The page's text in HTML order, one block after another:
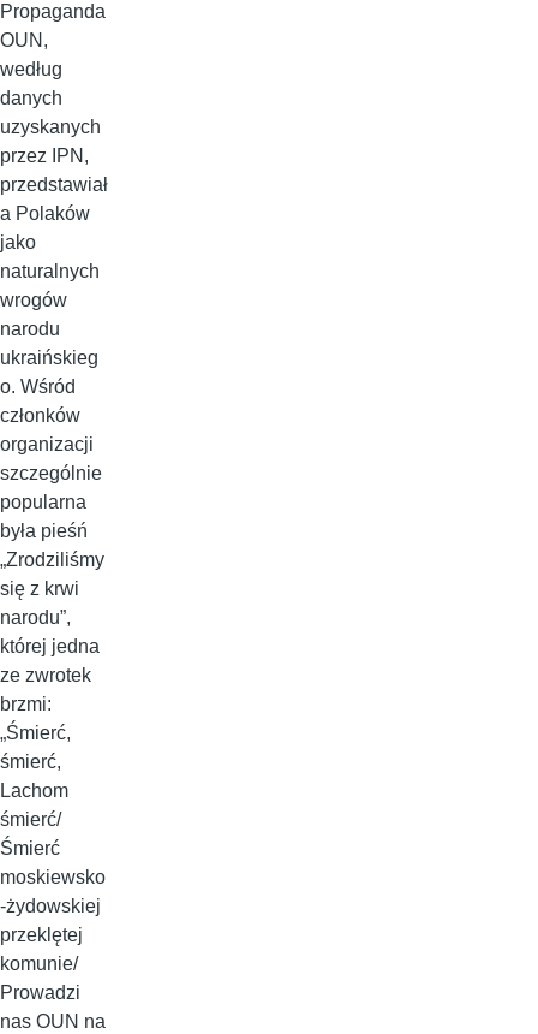
Propaganda
OUN,
według
danych
uzyskanych
przez IPN,
przedstawiał
a Polaków
jako
naturalnych
wrogów
narodu
ukraińskieg
o. Wśród
członków
organizacji
szczególnie
popularna
była pieśń
„Zrodziliśmy
się z krwi
narodu”,
której jedna
ze zwrotek
brzmi:
„Śmierć,
śmierć,
Lachom
śmierć/
Śmierć
moskiewsko
-żydowskiej
przeklętej
komunie/
Prowadzi
nas OUN na